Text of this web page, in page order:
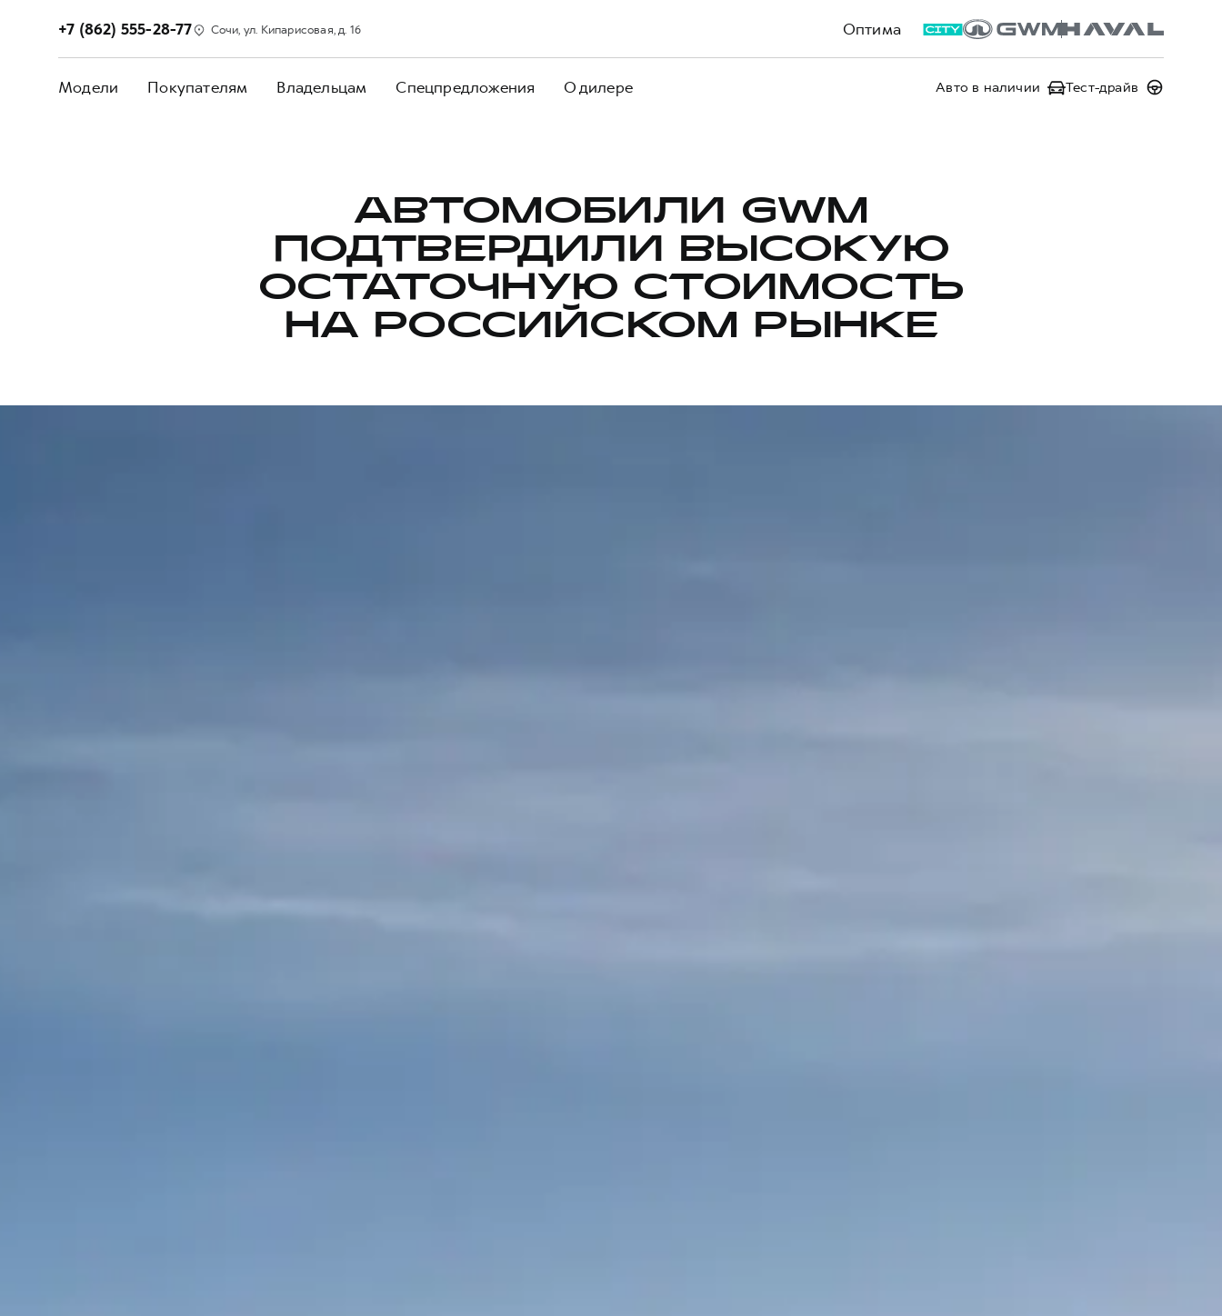
Оптима
+7 (862) 555-28-77 Сочи, ул. Кипарисовая, д. 16
Модели Покупателям Владельцам Спецпредложения О дилере Авто в наличии Тест-драйв
АВТОМОБИЛИ GWM
ПОДТВЕРДИЛИ ВЫСОКУЮ
ОСТАТОЧНУЮ СТОИМОСТЬ
НА РОССИЙСКОМ РЫНКЕ